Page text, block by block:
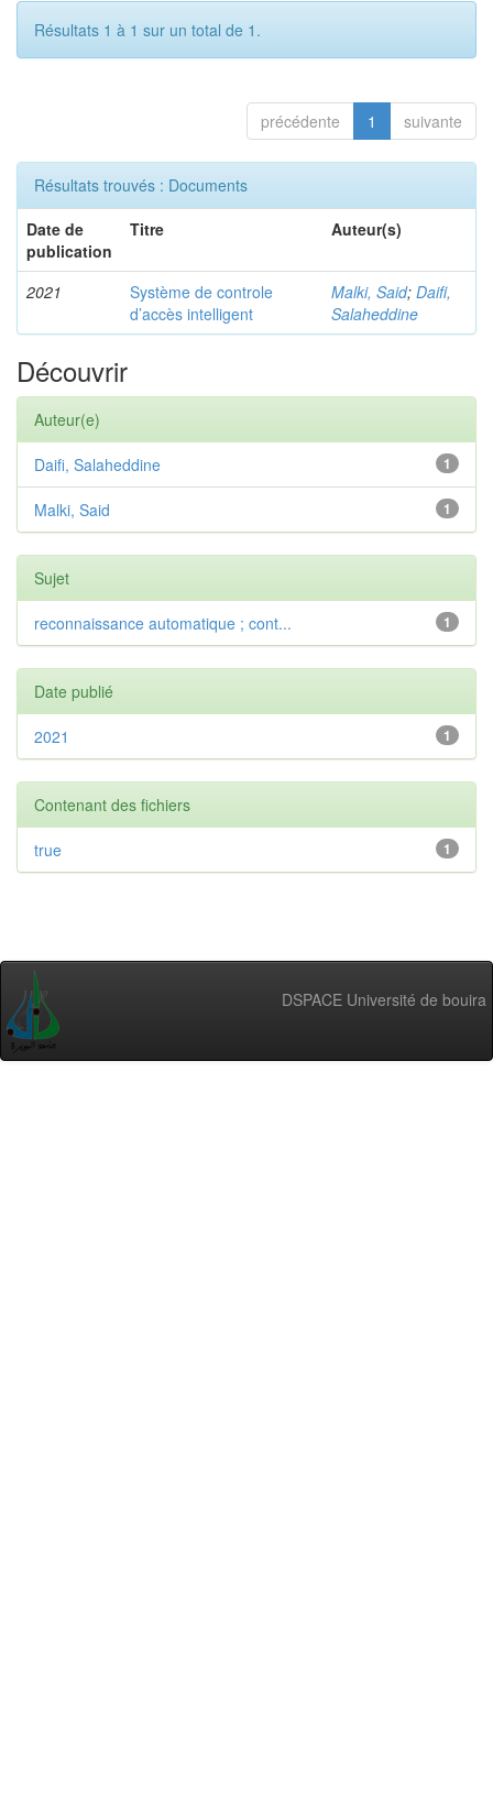
Résultats 1 à 1 sur un total de 1.
précédente 1 suivante
Résultats trouvés : Documents
Date de
publication
Titre Auteur(s)
2021
Système de controle
d’accès intelligent
Malki, Said; Daifi,
Salaheddine
Découvrir
Auteur(e)
1
Daifi, Salaheddine
1
Malki, Said
Sujet
1
reconnaissance automatique ; cont...
Date publié
1
2021
Contenant des fichiers
1
true
DSPACE Université de bouira